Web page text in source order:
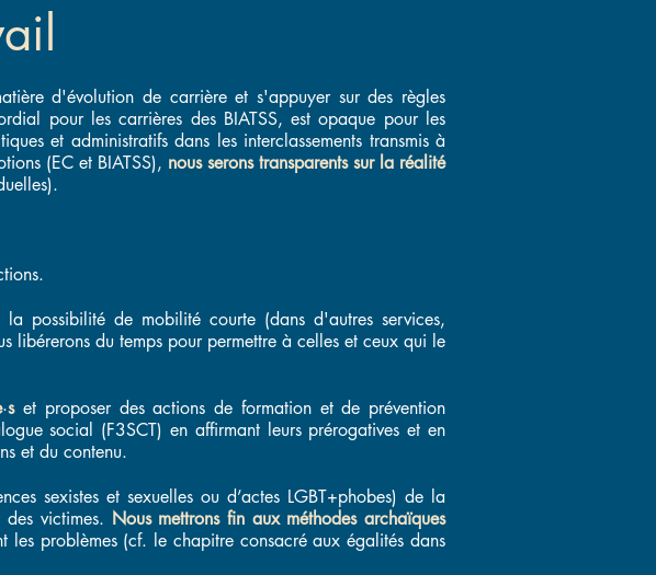
d'évolution de carrière et s'appuyer sur des règles
pour les carrières des BIATSS, est opaque pour les
et administratifs dans les interclassements transmis à
(EC et BIATSS), nous serons transparents sur la réalité
la possibilité de mobilité courte (dans d'autres services,
libérerons du temps pour permettre à celles et ceux qui le
·set proposer des actions de formation et de prévention
social (F3SCT) en affirmant leurs prérogatives et en
et du contenu.
sexistes et sexuelles ou d’actes LGBT+phobes) de la
victimes. Nous mettrons fin aux méthodes archaïques
problèmes (cf. le chapitre consacré aux égalités dans